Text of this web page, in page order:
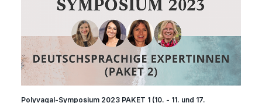
Polyvagal-Symposium 2023 PAKET 1 (10. - 11. und 17.